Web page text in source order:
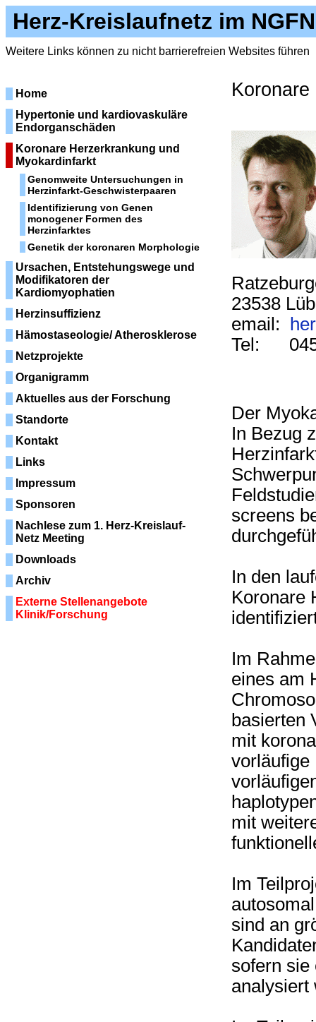
Herz-Kreislaufnetz im NGFN
Weitere Links können zu nicht barrierefreien Websites führen
Home
Hypertonie und kardiovaskuläre
Endorganschäden
Koronare Herzerkrankung und
Myokardinfarkt
Genomweite Untersuchungen in
Herzinfarkt-Geschwisterpaaren
Identifizierung von Genen
monogener Formen des
Herzinfarktes
Genetik der koronaren Morphologie
Ursachen, Entstehungswege und
Modifikatoren der
Kardiomyophatien
Herzinsuffizienz
Hämostaseologie/ Atherosklerose
Netzprojekte
Organigramm
Aktuelles aus der Forschung
Standorte
Kontakt
Links
Impressum
Sponsoren
Nachlese zum 1. Herz-Kreislauf-
Netz Meeting
Downloads
Archiv
Externe Stellenangebote
Klinik/Forschung
23538
email:
Tel:
Der
In Bezug
screens
In den
Koronare
Im
eines am
basierten
mit
vorläufige
mit
Im
sind an
sofern sie
analysiert